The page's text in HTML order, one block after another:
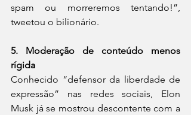
spam ou morreremos tentando!”,
tweetou o bilionário.
5. Moderação de conteúdo menos
rígida
Conhecido “defensor da liberdade de
expressão” nas redes sociais, Elon
Musk já se mostrou descontente com a